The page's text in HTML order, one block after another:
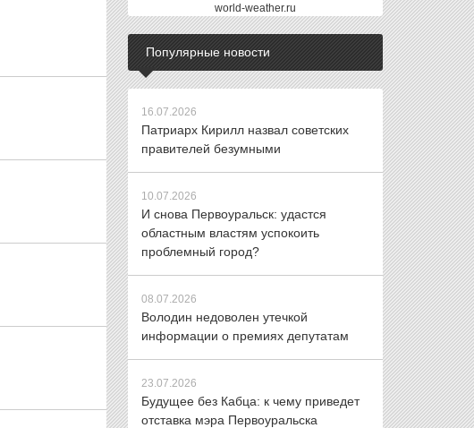
world-weather.ru
Популярные новости
16.07.2026
Патриарх Кирилл назвал советских
правителей безумными
10.07.2026
И снова Первоуральск: удастся
областным властям успокоить
проблемный город?
08.07.2026
Володин недоволен утечкой
информации о премиях депутатам
23.07.2026
Будущее без Кабца: к чему приведет
отставка мэра Первоуральска